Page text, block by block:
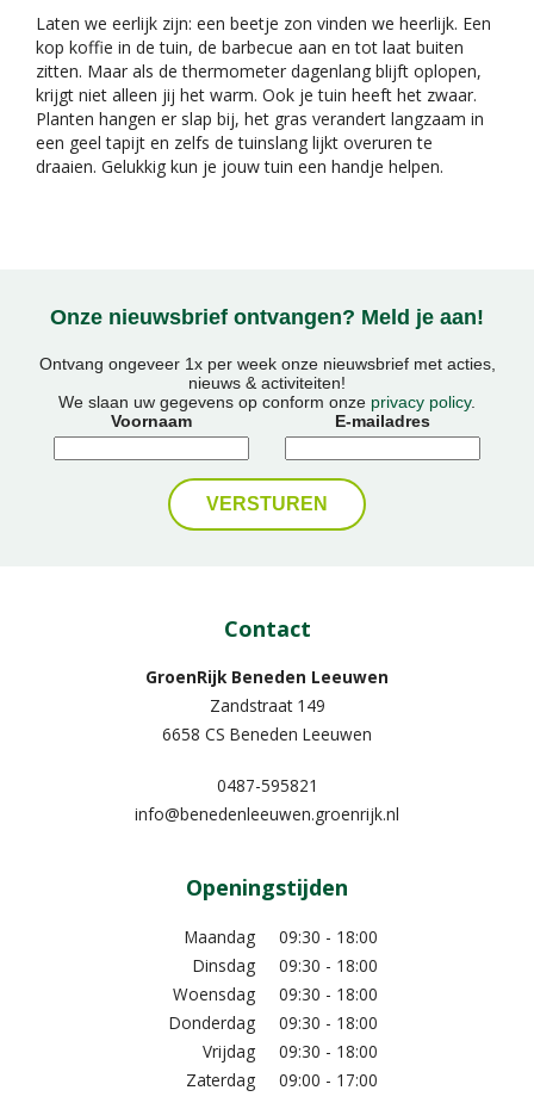
Laten we eerlijk zijn: een beetje zon vinden we heerlijk. Een
kop koffie in de tuin, de barbecue aan en tot laat buiten
zitten. Maar als de thermometer dagenlang blijft oplopen,
krijgt niet alleen jij het warm. Ook je tuin heeft het zwaar.
Planten hangen er slap bij, het gras verandert langzaam in
een geel tapijt en zelfs de tuinslang lijkt overuren te
draaien. Gelukkig kun je jouw tuin een handje helpen.
Onze nieuwsbrief ontvangen? Meld je aan!
Ontvang ongeveer 1x per week onze nieuwsbrief met acties,
nieuws & activiteiten!
We slaan uw gegevens op conform onze privacy policy.
Voornaam
E-mailadres
Contact
GroenRijk Beneden Leeuwen​
Zandstraat 149
6658 CS Beneden Leeuwen
0487-595821
info@benedenleeuwen.groenrijk.nl
Openingstijden
Maandag
09:30 - 18:00
Dinsdag
09:30 - 18:00
Woensdag
09:30 - 18:00
Donderdag
09:30 - 18:00
Vrijdag
09:30 - 18:00
Zaterdag
09:00 - 17:00